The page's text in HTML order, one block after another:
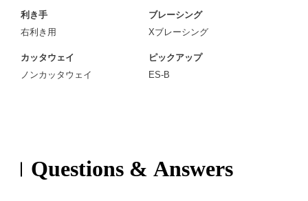
利き手
右利き用
ブレーシング
Xブレーシング
カッタウェイ
ノンカッタウェイ
ピックアップ
ES-B
Questions & Answers